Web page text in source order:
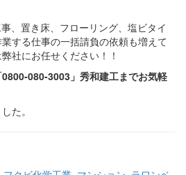
、置き床、フローリング、塩ビタイ
する仕事の一括請負の依頼も増えて
社にお任せください！！
080-3003」秀和建工までお気軽
た。